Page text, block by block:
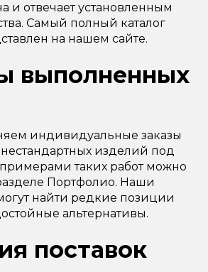
и отвечает установленным
Самый полный каталог
на нашем сайте.
выполненных
индивидуальные заказы
изделий под
таких работ можно
Портфолио. Наши
найти редкие позиции
альтернативы.
поставок